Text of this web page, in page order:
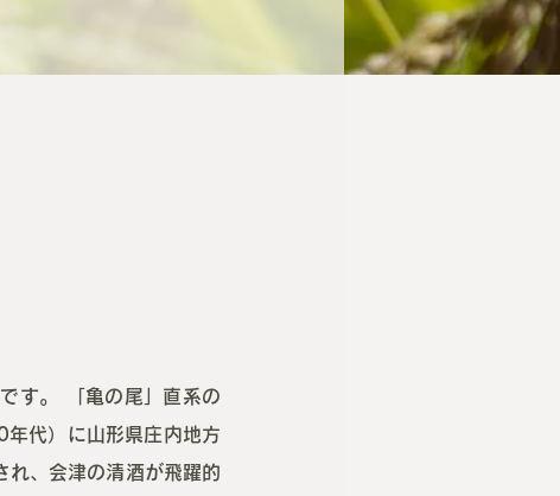
す。 「亀の尾」直系の
代）に山形県庄内地方
れ、会津の清酒が飛躍的